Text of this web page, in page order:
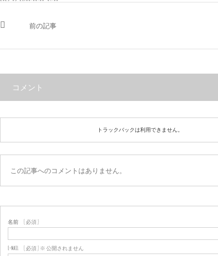
前の記事
コメント
トラックバックは利用できません。
この記事へのコメントはありません。
名前 ( 必須 )
E-MAIL ( 必須 ) ※ 公開されません